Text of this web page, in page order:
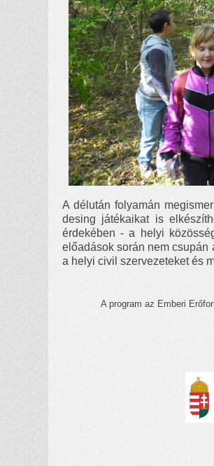
A délután folyamán
desing játékaikat is
érdekében - a helyi
előadások során nem csupán
a helyi civil szervezeteket és
A program az Emberi